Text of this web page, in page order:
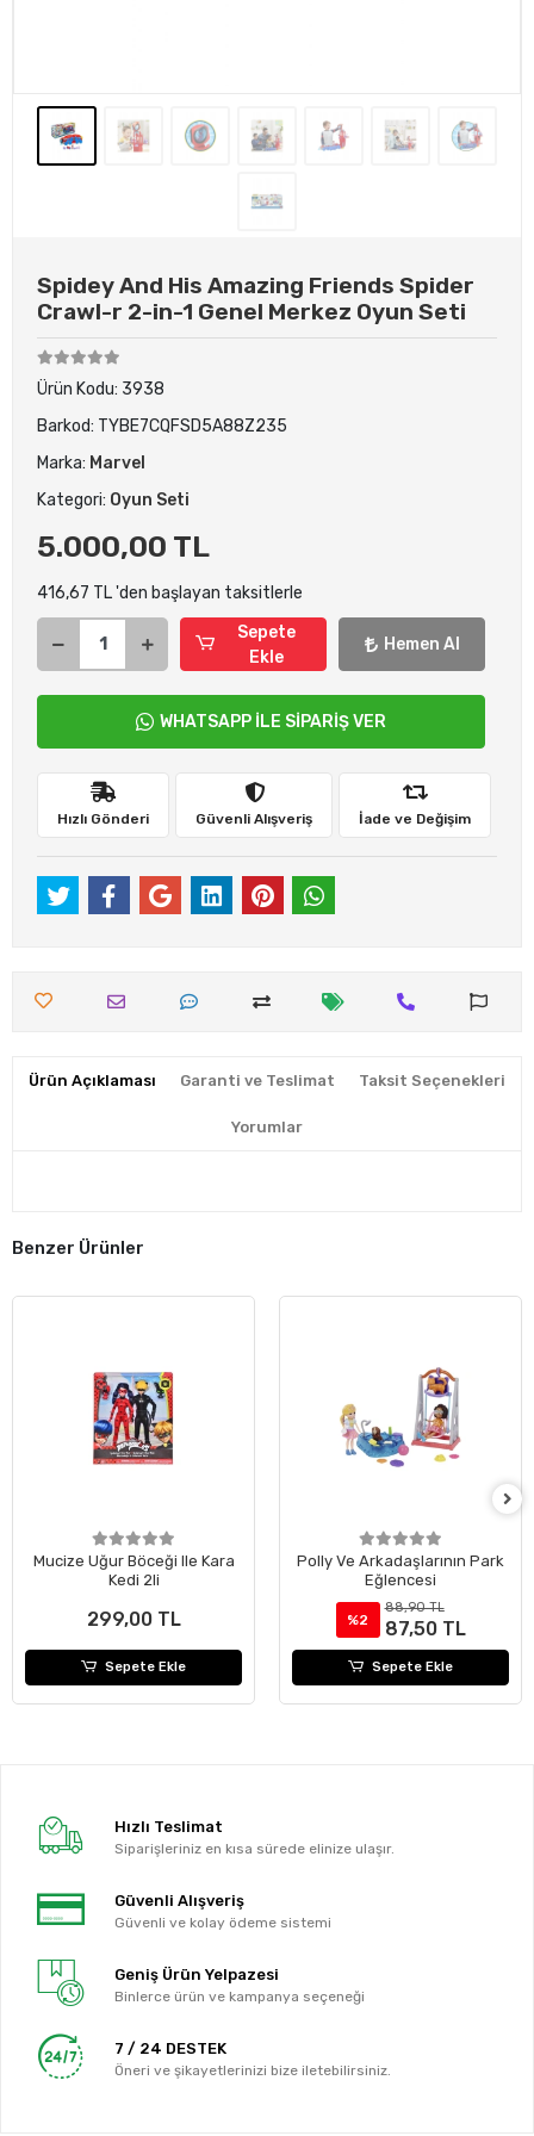
Spidey And His Amazing Friends Spider
Crawl-r 2-in-1 Genel Merkez Oyun Seti
Ürün Kodu: 3938
Barkod: TYBE7CQFSD5A88Z235
Marka: Marvel
Kategori: Oyun Seti
5.000,00 TL
416,67 TL 'den başlayan taksitlerle
Sepete
Ekle
Hemen Al
WHATSAPP İLE SİPARİŞ VER
Hızlı Gönderi Güvenli Alışveriş İade ve Değişim
Ürün Açıklaması Garanti ve Teslimat Taksit Seçenekleri
Yorumlar
Benzer Ürünler
Mucize Uğur Böceği Ile Kara
Kedi 2li
299,00 TL
Sepete Ekle
Polly Ve Arkadaşlarının Park
Eğlencesi
%2
88,90 TL
87,50 TL
Sepete Ekle
Hızlı Teslimat
Siparişleriniz en kısa sürede elinize ulaşır.
Güvenli Alışveriş
Güvenli ve kolay ödeme sistemi
Geniş Ürün Yelpazesi
Binlerce ürün ve kampanya seçeneği
7 / 24 DESTEK
Öneri ve şikayetlerinizi bize iletebilirsiniz.